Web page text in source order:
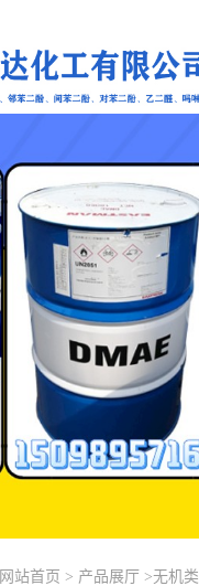
网站首页 > 产品展厅 >无机类